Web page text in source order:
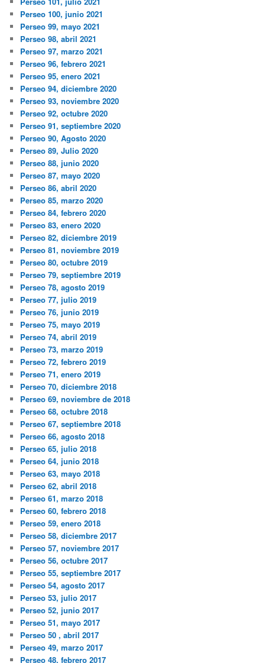
Perseo 100, junio 2021
Perseo 99, mayo 2021
Perseo 98, abril 2021
Perseo 97, marzo 2021
Perseo 96, febrero 2021
Perseo 95, enero 2021
Perseo 94, diciembre 2020
Perseo 93, noviembre 2020
Perseo 92, octubre 2020
Perseo 91, septiembre 2020
Perseo 90, Agosto 2020
Perseo 89, Julio 2020
Perseo 88, junio 2020
Perseo 87, mayo 2020
Perseo 86, abril 2020
Perseo 85, marzo 2020
Perseo 84, febrero 2020
Perseo 83, enero 2020
Perseo 82, diciembre 2019
Perseo 81, noviembre 2019
Perseo 80, octubre 2019
Perseo 79, septiembre 2019
Perseo 78, agosto 2019
Perseo 77, julio 2019
Perseo 76, junio 2019
Perseo 75, mayo 2019
Perseo 74, abril 2019
Perseo 73, marzo 2019
Perseo 72, febrero 2019
Perseo 71, enero 2019
Perseo 70, diciembre 2018
Perseo 69, noviembre de 2018
Perseo 68, octubre 2018
Perseo 67, septiembre 2018
Perseo 66, agosto 2018
Perseo 65, julio 2018
Perseo 64, junio 2018
Perseo 63, mayo 2018
Perseo 62, abril 2018
Perseo 61, marzo 2018
Perseo 60, febrero 2018
Perseo 59, enero 2018
Perseo 58, diciembre 2017
Perseo 57, noviembre 2017
Perseo 56, octubre 2017
Perseo 55, septiembre 2017
Perseo 54, agosto 2017
Perseo 53, julio 2017
Perseo 52, junio 2017
Perseo 51, mayo 2017
Perseo 50 , abril 2017
Perseo 49, marzo 2017
Perseo 48, febrero 2017